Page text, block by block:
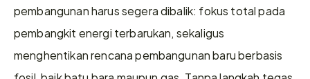
pembangunan harus segera dibalik: fokus total pada
pembangkit energi terbarukan, sekaligus
menghentikan rencana pembangunan baru berbasis